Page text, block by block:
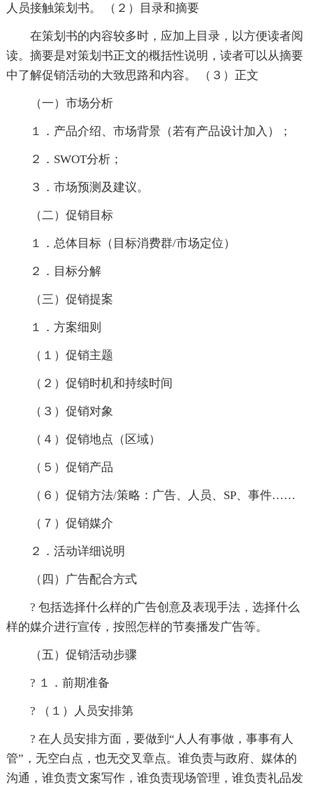
人员接触策划书。 （２）目录和摘要
在策划书的内容较多时，应加上目录，以方便读者阅
读。摘要是对策划书正文的概括性说明，读者可以从摘要
中了解促销活动的大致思路和内容。 （３）正文
（一）市场分析
１．产品介绍、市场背景（若有产品设计加入）；
２．SWOT分析；
３．市场预测及建议。
（二）促销目标
１．总体目标（目标消费群/市场定位）
２．目标分解
（三）促销提案
１．方案细则
（１）促销主题
（２）促销时机和持续时间
（３）促销对象
（４）促销地点（区域）
（５）促销产品
（６）促销方法/策略：广告、人员、SP、事件……
（７）促销媒介
２．活动详细说明
（四）广告配合方式
? 包括选择什么样的广告创意及表现手法，选择什么
样的媒介进行宣传，按照怎样的节奏播发广告等。
（五）促销活动步骤
? １．前期准备
? （１）人员安排第
? 在人员安排方面，要做到“人人有事做，事事有人
管”，无空白点，也无交叉章点。谁负责与政府、媒体的
沟通，谁负责文案写作，谁负责现场管理，谁负责礼品发